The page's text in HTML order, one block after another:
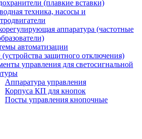
(плавкие вставки)
техника, насосы и
аппаратура (частотные
автоматизации
защитного отключения)
управления для светосигнальной
Аппаратура управления
Корпуса КП для кнопок
Посты управления кнопочные